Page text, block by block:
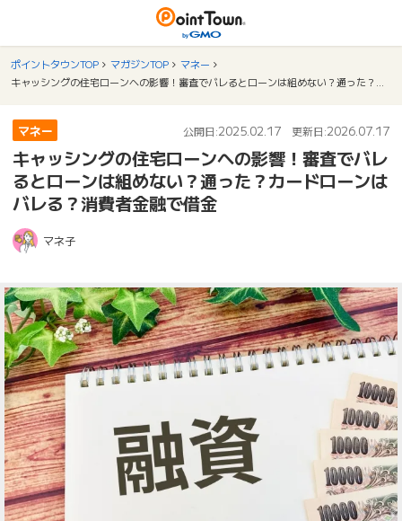
ポイントタウンTOP マガジンTOP
マネー
マネー 公開日:2025.02.17 更新日:2026.07.17
キャッシングの住宅ローンへの影響！審査でバレ
るとローンは組めない？通った？カードローンは
バレる？消費者金融で借金
マネ子